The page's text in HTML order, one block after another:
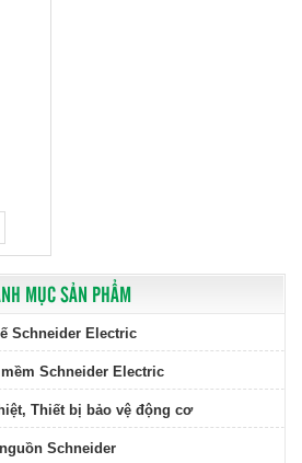
MỤC SẢN PHẨM
Schneider Electric
Schneider Electric
Thiết bị bảo vệ động cơ
Schneider